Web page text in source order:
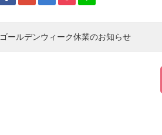
ゴールデンウィーク休業のお知らせ